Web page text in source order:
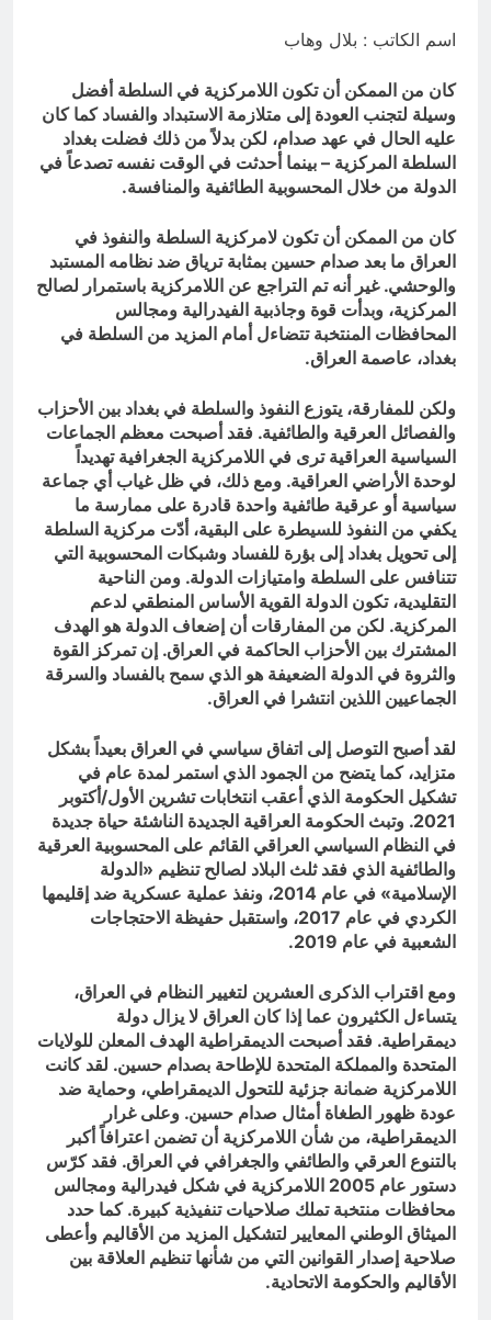
المخطط البياني للموت / راي الفلسفة
التجريدية للانسان
8 ساعات Ago
اسم الكاتب : بلال وهاب
كان من الممكن أن تكون اللامركزية في السلطة أفضل
وسيلة لتجنب العودة إلى متلازمة الاستبداد والفساد كما كان
عليه الحال في عهد صدام، لكن بدلاً من ذلك فضلت بغداد
السلطة المركزية – بينما أحدثت في الوقت نفسه تصدعاً في
الدولة من خلال المحسوبية الطائفية والمنافسة.
كان من الممكن أن تكون لامركزية السلطة والنفوذ في
العراق ما بعد صدام حسين بمثابة ترياق ضد نظامه المستبد
والوحشي. غير أنه تم التراجع عن اللامركزية باستمرار لصالح
المركزية، وبدأت قوة وجاذبية الفيدرالية ومجالس
المحافظات المنتخبة تتضاءل أمام المزيد من السلطة في
بغداد، عاصمة العراق.
ولكن للمفارقة، يتوزع النفوذ والسلطة في بغداد بين الأحزاب
والفصائل العرقية والطائفية. فقد أصبحت معظم الجماعات
السياسية العراقية ترى في اللامركزية الجغرافية تهديداً
لوحدة الأراضي العراقية. ومع ذلك، في ظل غياب أي جماعة
سياسية أو عرقية طائفية واحدة قادرة على ممارسة ما
يكفي من النفوذ للسيطرة على البقية، أدّت مركزية السلطة
إلى تحويل بغداد إلى بؤرة للفساد وشبكات المحسوبية التي
تتنافس على السلطة وامتيازات الدولة. ومن الناحية
التقليدية، تكون الدولة القوية الأساس المنطقي لدعم
المركزية. لكن من المفارقات أن إضعاف الدولة هو الهدف
المشترك بين الأحزاب الحاكمة في العراق. إن تمركز القوة
والثروة في الدولة الضعيفة هو الذي سمح بالفساد والسرقة
الجماعيين اللذين انتشرا في العراق.
لقد أصبح التوصل إلى اتفاق سياسي في العراق بعيداً بشكل
متزايد، كما يتضح من الجمود الذي استمر لمدة عام في
تشكيل الحكومة الذي أعقب انتخابات تشرين الأول/أكتوبر
2021. وتبث الحكومة العراقية الجديدة الناشئة حياة جديدة
في النظام السياسي العراقي القائم على المحسوبية العرقية
والطائفية الذي فقد ثلث البلاد لصالح تنظيم «الدولة
الإسلامية» في عام 2014، ونفذ عملية عسكرية ضد إقليمها
الكردي في عام 2017، واستقبل حفيظة الاحتجاجات
الشعبية في عام 2019.
ومع اقتراب الذكرى العشرين لتغيير النظام في العراق،
يتساءل الكثيرون عما إذا كان العراق لا يزال دولة
ديمقراطية. فقد أصبحت الديمقراطية الهدف المعلن للولايات
المتحدة والمملكة المتحدة للإطاحة بصدام حسين. لقد كانت
اللامركزية ضمانة جزئية للتحول الديمقراطي، وحماية ضد
عودة ظهور الطغاة أمثال صدام حسين. وعلى غرار
الديمقراطية، من شأن اللامركزية أن تضمن اعترافاً أكبر
بالتنوع العرقي والطائفي والجغرافي في العراق. فقد كرّس
دستور عام 2005 اللامركزية في شكل فيدرالية ومجالس
محافظات منتخبة تملك صلاحيات تنفيذية كبيرة. كما حدد
الميثاق الوطني المعايير لتشكيل المزيد من الأقاليم وأعطى
صلاحية إصدار القوانين التي من شأنها تنظيم العلاقة بين
الأقاليم والحكومة الاتحادية.